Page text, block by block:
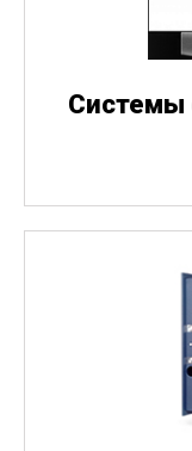
Системы